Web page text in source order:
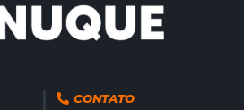
CONTATO